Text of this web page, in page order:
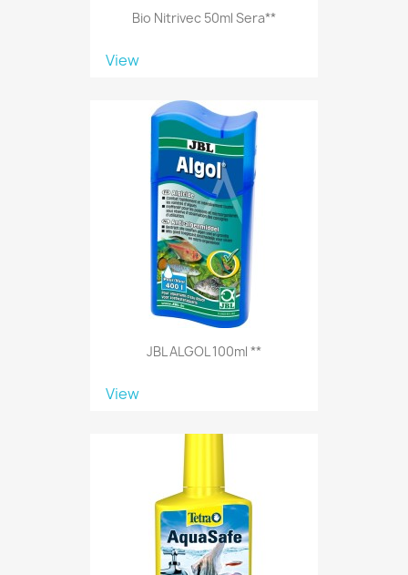
Bio Nitrivec 50ml Sera**
View
JBL ALGOL 100ml **
View